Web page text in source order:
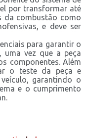
por transformar até
da combustão como
e deve ser
para garantir o
uma vez que a peça
componentes. Além
o teste da peça e
garantindo o
e o cumprimento